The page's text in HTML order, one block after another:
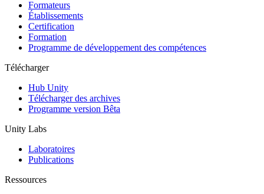
Jeux XR
Lancez des jeux XR sur plusieurs plateformes
Jeux multijoueur
Simplifiez le développement de jeux multijoueurs
Formateurs
Établissements
Certification
Formation
Programme de développement des compétences
Télécharger
Hub Unity
Télécharger des archives
Programme version Bêta
Unity Labs
Laboratoires
Publications
Ressources